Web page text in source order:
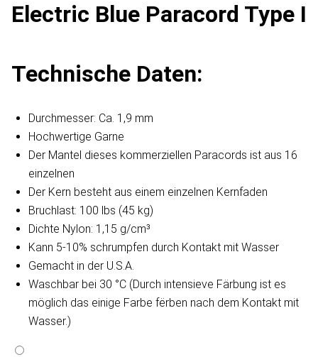
Electric Blue Paracord Type I
Technische Daten:
Durchmesser: Ca. 1,9 mm
Hochwertige Garne
Der Mantel dieses kommerziellen Paracords ist aus 16
einzelnen
Der Kern besteht aus einem einzelnen Kernfaden
Bruchlast: 100 lbs (45 kg)
Dichte Nylon: 1,15 g/cm³
Kann 5-10% schrumpfen durch Kontakt mit Wasser
Gemacht in der U.S.A.
Waschbar bei 30 °C (Durch intensieve Färbung ist es
möglich das einige Farbe fërben nach dem Kontakt mit
Wasser.)